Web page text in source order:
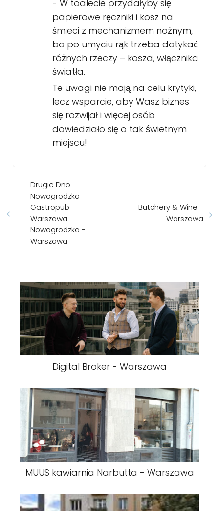
- W toalecie przydałyby się
papierowe ręczniki i kosz na
śmieci z mechanizmem nożnym,
bo po umyciu rąk trzeba dotykać
różnych rzeczy – kosza, włącznika
światła.
Te uwagi nie mają na celu krytyki,
lecz wsparcie, aby Wasz biznes
się rozwijał i więcej osób
dowiedziało się o tak świetnym
miejscu!
Drugie Dno
Nowogrodzka -
Gastropub
Warszawa
Nowogrodzka -
Warszawa
Butchery & Wine -
Warszawa
Digital Broker - Warszawa
MUUS kawiarnia Narbutta - Warszawa